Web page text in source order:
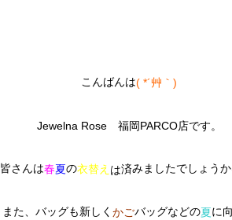
こんばんは( *´艸｀)
Jewelna Rose 福岡PARCO店です。
皆さんは春夏の衣替え は済みましたでしょうか
また、バッグも新しく かごバッグなどの夏に